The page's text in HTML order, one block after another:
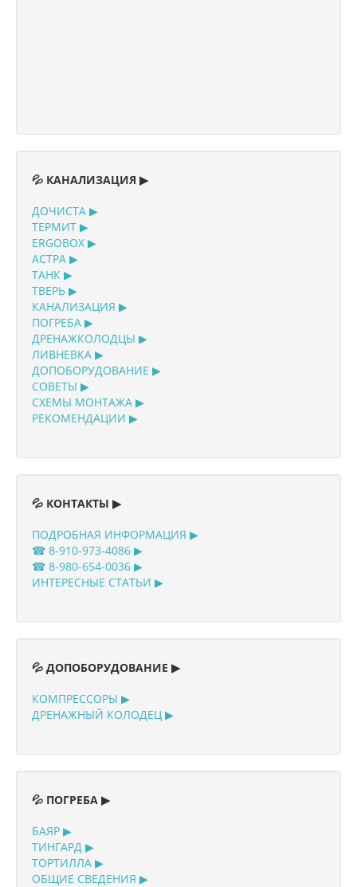
💦 КАНАЛИЗАЦИЯ ▶
ДОЧИСТА ▶
ТЕРМИТ ▶
ERGOBOX ▶
АСТРА ▶
ТАНК ▶
ТВЕРЬ ▶
КАНАЛИЗАЦИЯ ▶
ПОГРЕБА ▶
ДРЕНАЖКОЛОДЦЫ ▶
ЛИВНЕВКА ▶
ДОПОБОРУДОВАНИЕ ▶
СОВЕТЫ ▶
СХЕМЫ МОНТАЖА ▶
РЕКОМЕНДАЦИИ ▶
💦 КОНТАКТЫ ▶
ПОДРОБНАЯ ИНФОРМАЦИЯ ▶
☎ 8-910-973-4086 ▶
☎ 8-980-654-0036 ▶
ИНТЕРЕСНЫЕ СТАТЬИ ▶
💦 ДОПОБОРУДОВАНИЕ ▶
КОМПРЕССОРЫ ▶
ДРЕНАЖНЫЙ КОЛОДЕЦ ▶
💦 ПОГРЕБА ▶
БАЯР ▶
ТИНГАРД ▶
ТОРТИЛЛА ▶
ОБЩИЕ СВЕДЕНИЯ ▶